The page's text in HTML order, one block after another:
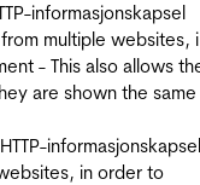
informasjonskapsel
multiple websites,
- This also allows
are shown the same
informasjonskapsel
in order to